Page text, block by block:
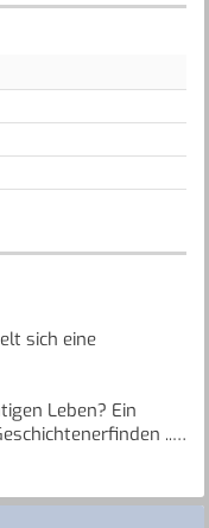
sich eine
Leben? Ein
...
Kathrin Schärer,